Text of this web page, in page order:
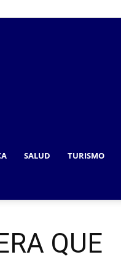
SALUD TURISMO
QUE